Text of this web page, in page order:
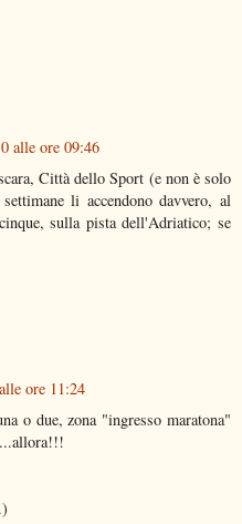
alle ore 09:46
Città dello Sport (e non è solo
li accendono davvero, al
sulla pista dell'Adriatico; se
ore 11:24
o due, zona "ingresso maratona"